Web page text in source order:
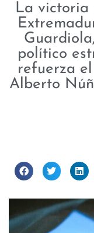
La victoria
político
refuerza
Alberto